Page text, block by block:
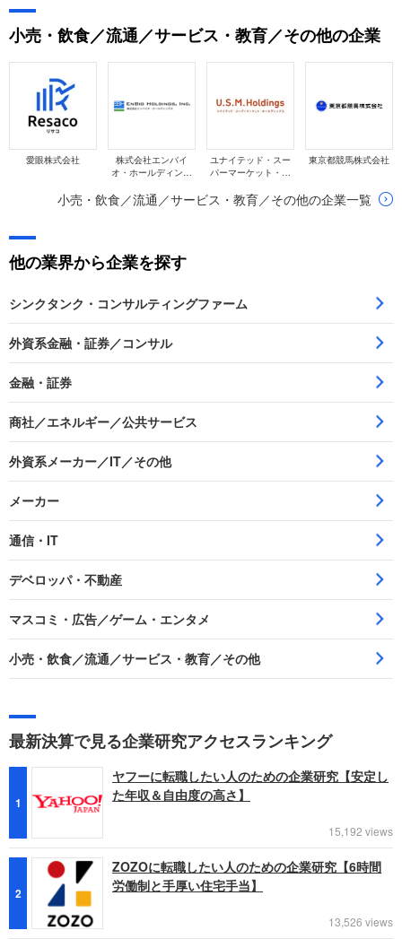
減益となっています。
小売・飲食／流通／サービス・教育／その他の企業
愛眼株式会社
株式会社エンバイ
オ・ホールディング
ユナイテッド・スー
パーマーケット・ホ
会社
東京都競馬株式会社
小売・飲食／流通／サービス・教育／その他の企業一覧
他の業界から企業を探す
シンクタンク・コンサルティングファーム
外資系金融・証券／コンサル
金融・証券
商社／エネルギー／公共サービス
外資系メーカー／IT／その他
メーカー
通信・IT
デベロッパ・不動産
マスコミ・広告／ゲーム・エンタメ
小売・飲食／流通／サービス・教育／その他
最新決算で見る企業研究アクセスランキング
1
ヤフーに転職したい人のための企業研究【安定し
た年収＆自由度の高さ】
15,192 views
2
ZOZOに転職したい人のための企業研究【6時間
労働制と手厚い住宅手当】
13,526 views